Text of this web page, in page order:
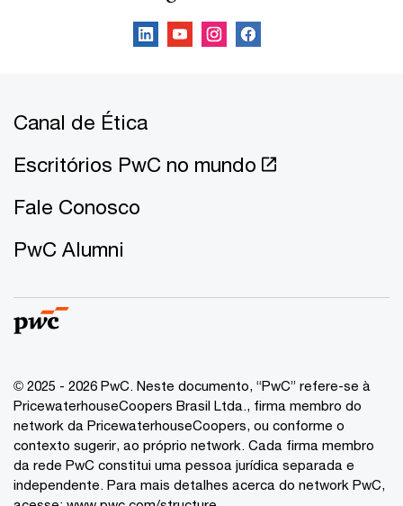
Canal de Ética
Escritórios PwC no mundo
Fale Conosco
PwC Alumni
© 2025 - 2026 PwC. Neste documento, “PwC” refere-se à
PricewaterhouseCoopers Brasil Ltda., firma membro do
network da PricewaterhouseCoopers, ou conforme o
contexto sugerir, ao próprio network. Cada firma membro
da rede PwC constitui uma pessoa jurídica separada e
independente. Para mais detalhes acerca do network PwC,